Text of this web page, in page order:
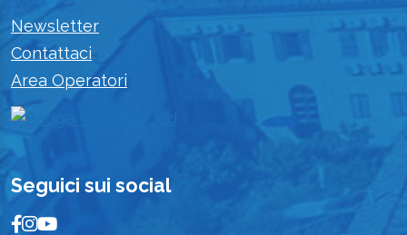
Newsletter
Contattaci
Area Operatori
Seguici sui social